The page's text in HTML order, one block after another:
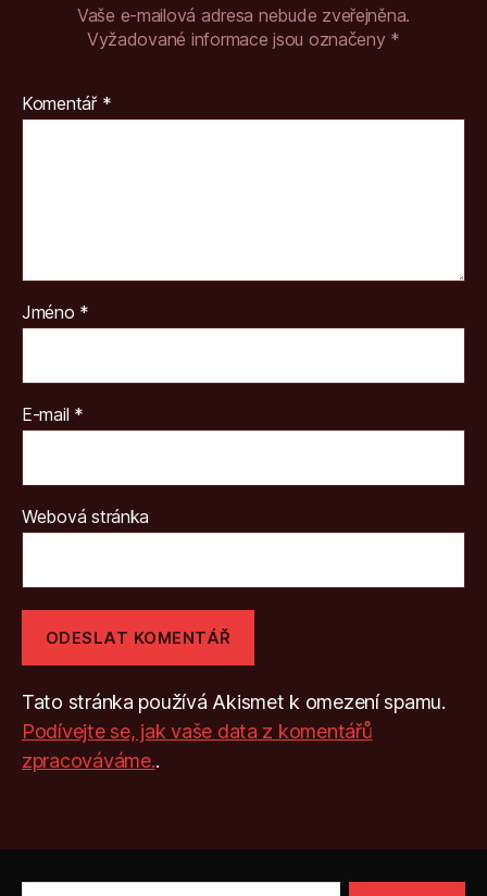
Vaše e-mailová adresa nebude zveřejněna.
Vyžadované informace jsou označeny *
Komentář *
Jméno *
E-mail *
Webová stránka
Tato stránka používá Akismet k omezení spamu.
Podívejte se, jak vaše data z komentářů
zpracováváme..